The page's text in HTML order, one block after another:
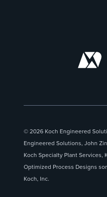
© 2026 Koch Engineered
Engineered Solutions, John
Koch Specialty Plant
Optimized Process Designs
Koch, Inc.